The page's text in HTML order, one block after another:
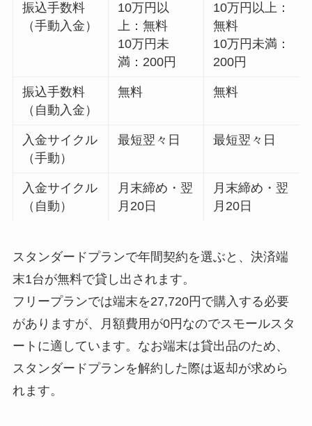
振込手数料
（手動入金）
10万円以
上：無料
10万円未
満：200円
10万円以上：
無料
10万円未満：
200円
振込手数料
（自動入金）
無料 無料
入金サイクル
（手動）
最短翌々日 最短翌々日
入金サイクル
（自動）
月末締め・翌
月20日
月末締め・翌
月20日
スタンダードプランで年間契約を選ぶと、決済端
末1台が無料で貸し出されます。
フリープランでは端末を27,720円で購入する必要
がありますが、月額費用が0円なのでスモールスタ
ートに適しています。なお端末は貸出品のため、
スタンダードプランを解約した際は返却が求めら
れます。